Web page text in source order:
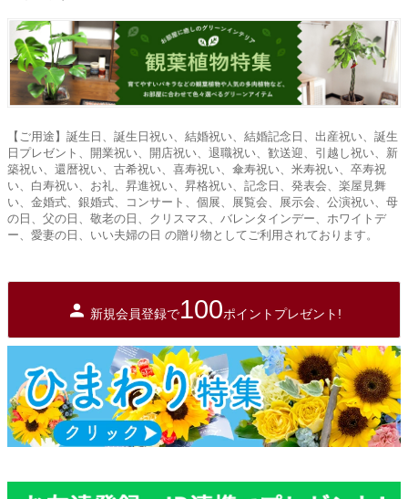
【ご用途】誕生日、誕生日祝い、結婚祝い、結婚記念日、出産祝い、誕生
日プレゼント、開業祝い、開店祝い、退職祝い、歓送迎、引越し祝い、新
築祝い、還暦祝い、古希祝い、喜寿祝い、傘寿祝い、米寿祝い、卒寿祝
い、白寿祝い、お礼、昇進祝い、昇格祝い、記念日、発表会、楽屋見舞
い、金婚式、銀婚式、コンサート、個展、展覧会、展示会、公演祝い、母
の日、父の日、敬老の日、クリスマス、バレンタインデー、ホワイトデ
ー、愛妻の日、いい夫婦の日 の贈り物としてご利用されております。
新規会員登録で100ポイントプレゼント!